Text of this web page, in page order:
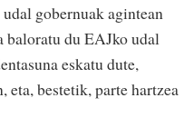
gobernuak agintean
baloratu du EAJko udal
eskatu dute,
bestetik, parte hartzea